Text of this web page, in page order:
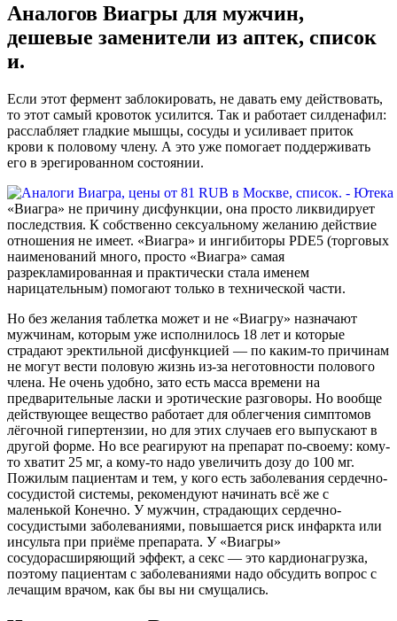
Аналогов Виагры для мужчин,
дешевые заменители из аптек, список
и.
Если этот фермент заблокировать, не давать ему действовать,
то этот самый кровоток усилится. Так и работает силденафил:
расслабляет гладкие мышцы, сосуды и усиливает приток
крови к половому члену. А это уже помогает поддерживать
его в эрегированном состоянии.
«Виагра» не причину дисфункции, она просто ликвидирует
последствия. К собственно сексуальному желанию действие
отношения не имеет. «Виагра» и ингибиторы PDE5 (торговых
наименований много, просто «Виагра» самая
разрекламированная и практически стала именем
нарицательным) помогают только в технической части.
Но без желания таблетка может и не «Виагру» назначают
мужчинам, которым уже исполнилось 18 лет и которые
страдают эректильной дисфункцией — по каким-то причинам
не могут вести половую жизнь из-за неготовности полового
члена. Не очень удобно, зато есть масса времени на
предварительные ласки и эротические разговоры. Но вообще
действующее вещество работает для облегчения симптомов
лёгочной гипертензии, но для этих случаев его выпускают в
другой форме. Но все реагируют на препарат по-своему: кому-
то хватит 25 мг, а кому-то надо увеличить дозу до 100 мг.
Пожилым пациентам и тем, у кого есть заболевания сердечно-
сосудистой системы, рекомендуют начинать всё же с
маленькой Конечно. У мужчин, страдающих сердечно-
сосудистыми заболеваниями, повышается риск инфаркта или
инсульта при приёме препарата. У «Виагры»
сосудорасширяющий эффект, а секс — это кардионагрузка,
поэтому пациентам с заболеваниями надо обсудить вопрос с
лечащим врачом, как бы вы ни смущались.